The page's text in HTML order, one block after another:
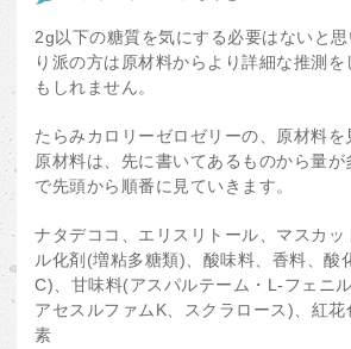
2g以下の糖質を気にする必要はないと
り派の方は原材料からより詳細な推測
もしれません。
たらみカロリーゼロゼリーの、原材料を
原材料は、先に書いてあるものから量
で先頭から順番に見ていきます。
ナタデココ、エリスリトール、マスカ
ル化剤(増粘多糖類)、酸味料、香料、酸
C)、甘味料(アスパルテーム・L-フェニ
アセスルファムK、スクラロース)、紅
素